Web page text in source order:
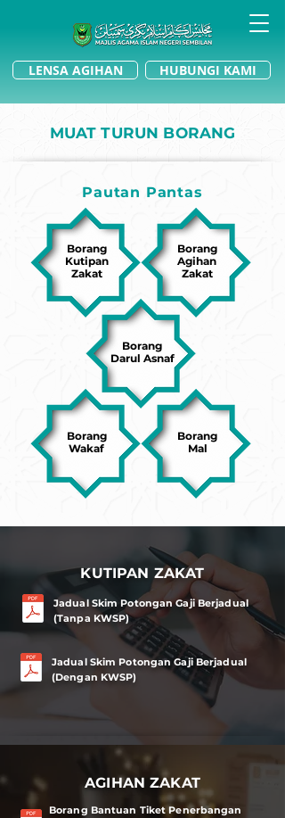
LENSA AGIHAN HUBUNGI KAMI
MUAT TURUN BORANG
Pautan Pantas
Borang
Kutipan
Zakat
Borang
Agihan
Zakat
Borang
Wakaf
Borang
Mal
Borang
Darul Asnaf
KUTIPAN ZAKAT
Jadual Skim Potongan Gaji Berjadual
(Tanpa KWSP)
Jadual Skim Potongan Gaji Berjadual
(Dengan KWSP)
AGIHAN ZAKAT
Borang Bantuan Tiket Penerbangan